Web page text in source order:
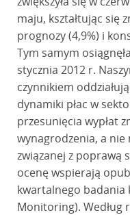
maju, kształtując się
prognozy (4,9%) i
Tym samym
stycznia 2012 r.
czynnikiem
dynamiki płac w
przesunięcia wypłat
wynagrodzenia, a nie
związanej z poprawą
ocenę wspierają
kwartalnego badania
Monitoring). Według